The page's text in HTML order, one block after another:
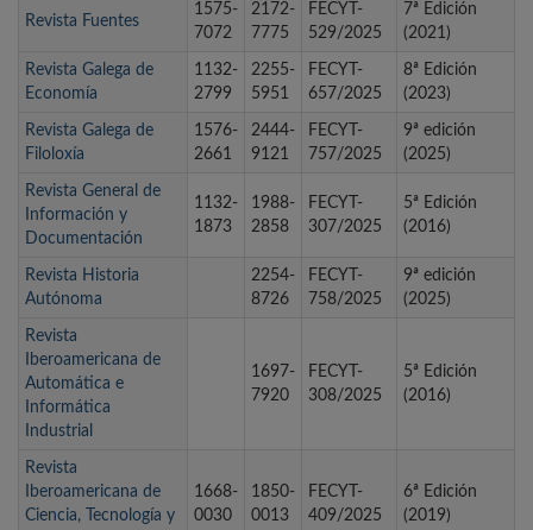
Revista Fuentes
1575-
7072
2172-
7775
FECYT-
529/2025
7ª Edición
(2021)
Revista Galega de
Economía
1132-
2799
2255-
5951
FECYT-
657/2025
8ª Edición
(2023)
Revista Galega de
Filoloxía
1576-
2661
2444-
9121
FECYT-
757/2025
9ª edición
(2025)
Revista General de
Información y
Documentación
1132-
1873
1988-
2858
FECYT-
307/2025
5ª Edición
(2016)
Revista Historia
Autónoma
2254-
8726
FECYT-
758/2025
9ª edición
(2025)
Revista
Iberoamericana de
Automática e
Informática
Industrial
1697-
7920
FECYT-
308/2025
5ª Edición
(2016)
Revista
Iberoamericana de
Ciencia, Tecnología y
1668-
0030
1850-
0013
FECYT-
409/2025
6ª Edición
(2019)